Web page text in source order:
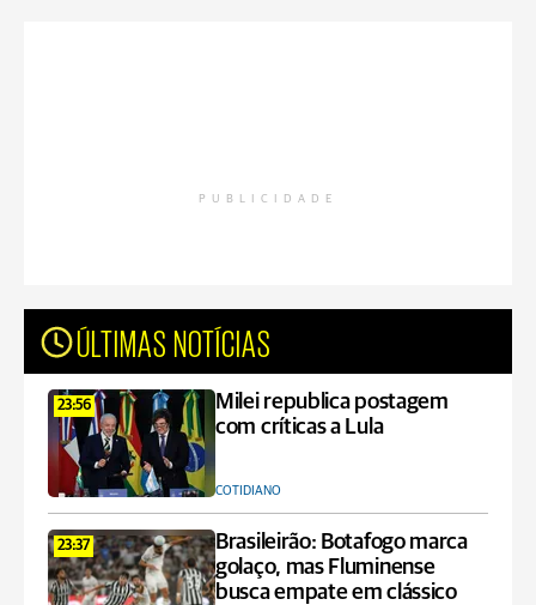
PUBLICIDADE
ÚLTIMAS NOTÍCIAS
23:56
Milei republica postagem
com críticas a Lula
COTIDIANO
23:37
Brasileirão: Botafogo marca
golaço, mas Fluminense
busca empate em clássico